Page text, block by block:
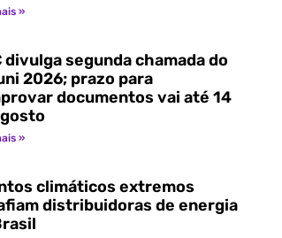
»
divulga segunda chamada do
2026; prazo para
documentos vai até 14
»
climáticos extremos
distribuidoras de energia